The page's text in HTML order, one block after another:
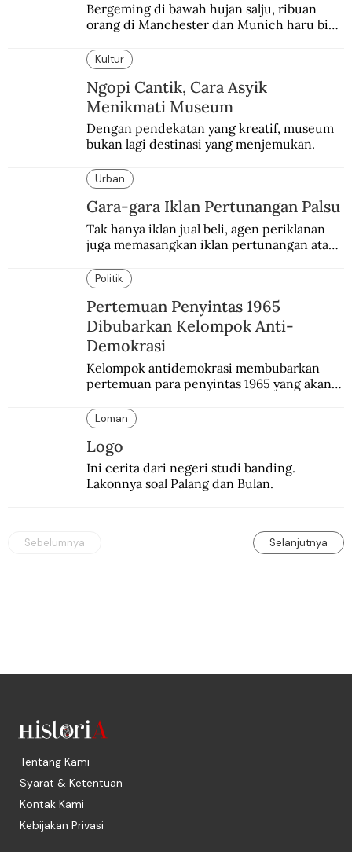
Bergeming di bawah hujan salju, ribuan
orang di Manchester dan Munich haru biru
menimpa MU.
Kultur
Ngopi Cantik, Cara Asyik
Menikmati Museum
Dengan pendekatan yang kreatif, museum
bukan lagi destinasi yang menjemukan.
Urban
Gara-gara Iklan Pertunangan Palsu
Tak hanya iklan jual beli, agen periklanan
juga memasangkan iklan pertunangan atau
memasang iklan pertunangan palsu.
Politik
Pertemuan Penyintas 1965
Dibubarkan Kelompok Anti-
Demokrasi
Kelompok antidemokrasi membubarkan
pertemuan para penyintas 1965 yang akan
diselenggarakan pemerintah.
Loman
Logo
Ini cerita dari negeri studi banding.
Lakonnya soal Palang dan Bulan.
Sebelumnya Selanjutnya
Tentang Kami
Syarat & Ketentuan
Kontak Kami
Kebijakan Privasi